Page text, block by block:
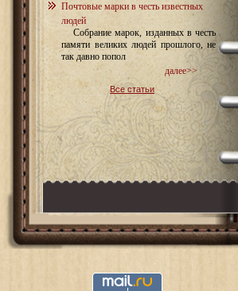
Почтовые марки в честь известных
людей
Собрание марок, изданных в честь
памяти великих людей прошлого, не
так давно попол
далее>>
Все статьи